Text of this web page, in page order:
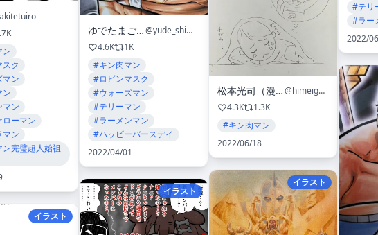
ン
ク
ン
ン
ン
ーマン
ン
完璧超人始祖
イラスト
ゆでたまご嶋田
@yude_shimada
4.6K
1K
#キン肉マン
#ロビンマスク
#ウォーズマン
#テリーマン
#ラーメンマン
#ハッピーバースデイ
2022/04/01
イラスト
松本光司（漫画家）
@himeigarashi
4.3K
1.3K
#キン肉マン
2022/06/18
イラスト
#テリ
#ラー
2022/